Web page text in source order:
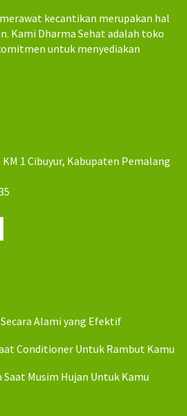
kecantikan merupakan hal
Kami Dharma Sehat adalah toko
untuk menyediakan
1 Cibuyur, Kabupaten Pemalang
Alami yang Efektif
Conditioner Untuk Rambut Kamu
Musim Hujan Untuk Kamu